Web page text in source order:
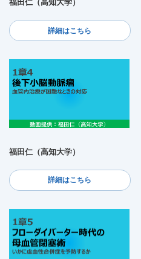
福田仁（高知大学）
詳細はこちら
福田仁（高知大学）
詳細はこちら